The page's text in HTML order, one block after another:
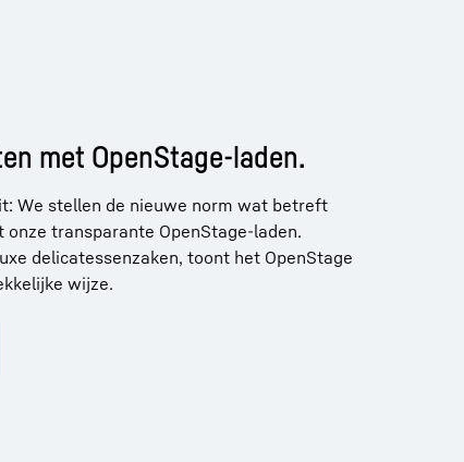
met OpenStage-laden.
We stellen de nieuwe norm wat betreft
transparante OpenStage-laden.
delicatessenzaken, toont het OpenStage
wijze.